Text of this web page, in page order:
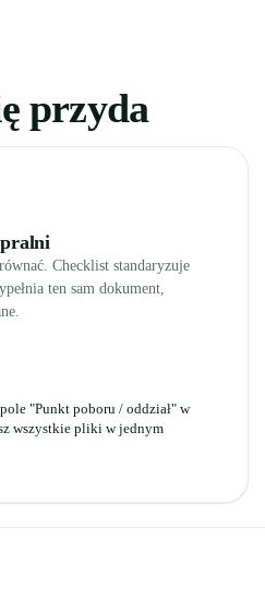
przyda
Checklist standaryzuje
ten sam dokument,
"Punkt poboru / oddział" w
wszystkie pliki w jednym